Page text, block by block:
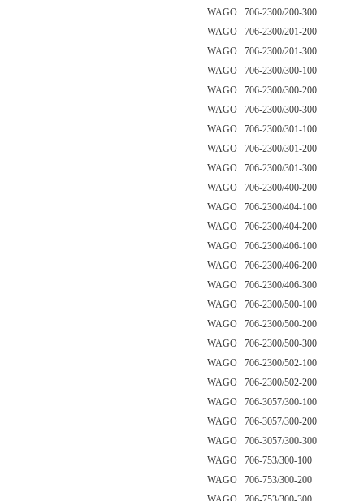
WAGO 706-2300/200-300
WAGO 706-2300/201-200
WAGO 706-2300/201-300
WAGO 706-2300/300-100
WAGO 706-2300/300-200
WAGO 706-2300/300-300
WAGO 706-2300/301-100
WAGO 706-2300/301-200
WAGO 706-2300/301-300
WAGO 706-2300/400-200
WAGO 706-2300/404-100
WAGO 706-2300/404-200
WAGO 706-2300/406-100
WAGO 706-2300/406-200
WAGO 706-2300/406-300
WAGO 706-2300/500-100
WAGO 706-2300/500-200
WAGO 706-2300/500-300
WAGO 706-2300/502-100
WAGO 706-2300/502-200
WAGO 706-3057/300-100
WAGO 706-3057/300-200
WAGO 706-3057/300-300
WAGO 706-753/300-100
WAGO 706-753/300-200